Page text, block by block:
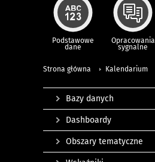
Podstawowe
dane
Opracowania
sygnalne
Strona główna Kalendarium
Bazy danych
Dashboardy
Obszary tematyczne